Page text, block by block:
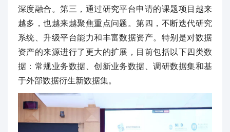
深度融合。第三，通过研究平台申请的课题项目越来
越多，也越来越聚焦重点问题。第四，不断迭代研究
系统、升级平台能力和丰富数据资产。特别是对数据
资产的来源进行了更大的扩展，目前包括以下四类数
据：常规业务数据、创新业务数据、调研数据集和基
于外部数据衍生新数据集。